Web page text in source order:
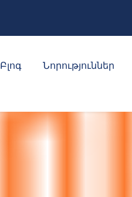
Բլոգ Նորություններ